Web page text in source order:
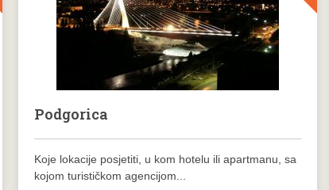
Podgorica
Koje lokacije posjetiti, u kom hotelu ili apartmanu, sa
kojom turističkom agencijom...